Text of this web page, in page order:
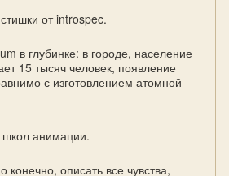
от introspec.
в глубинке: в городе, население
15 тысяч человек, появление
с изготовлением атомной
анимации.
конечно, описать все чувства,